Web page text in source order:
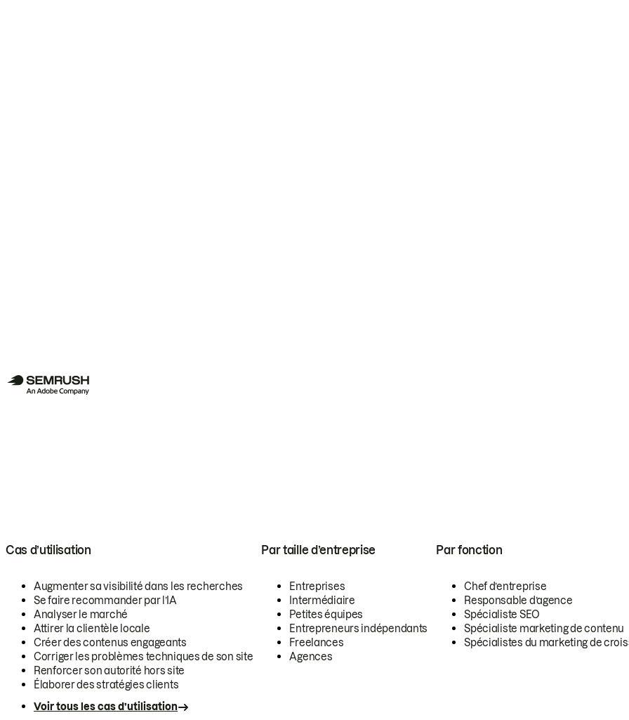
Cas d’utilisation
Augmenter sa visibilité dans les recherches
Se faire recommander par l’IA
Analyser le marché
Attirer la clientèle locale
Créer des contenus engageants
Corriger les problèmes techniques de son site
Renforcer son autorité hors site
Élaborer des stratégies clients
Voir tous les cas d’utilisation
Par taille d’entreprise
Entreprises
Intermédiaire
Petites équipes
Entrepreneurs indépendants
Freelances
Agences
Par fonction
Chef d’entreprise
Responsable d’agence
Spécialiste SEO
Spécialiste marketing de contenu
Spécialistes du marketing de